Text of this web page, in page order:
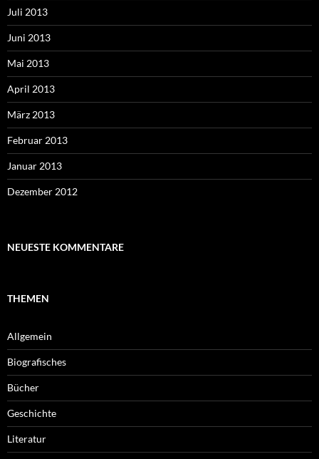
Juli 2013
Juni 2013
Mai 2013
April 2013
März 2013
Februar 2013
Januar 2013
Dezember 2012
NEUESTE KOMMENTARE
THEMEN
Allgemein
Biografisches
Bücher
Geschichte
Literatur